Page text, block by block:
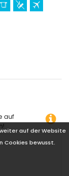
auf der Website
Cookies bewusst.
auf